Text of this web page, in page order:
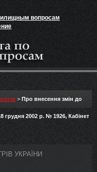
вопросам
> Про внесення змін до
грудня 2002 р. № 1926, Кабінет
УКРАЇНИ